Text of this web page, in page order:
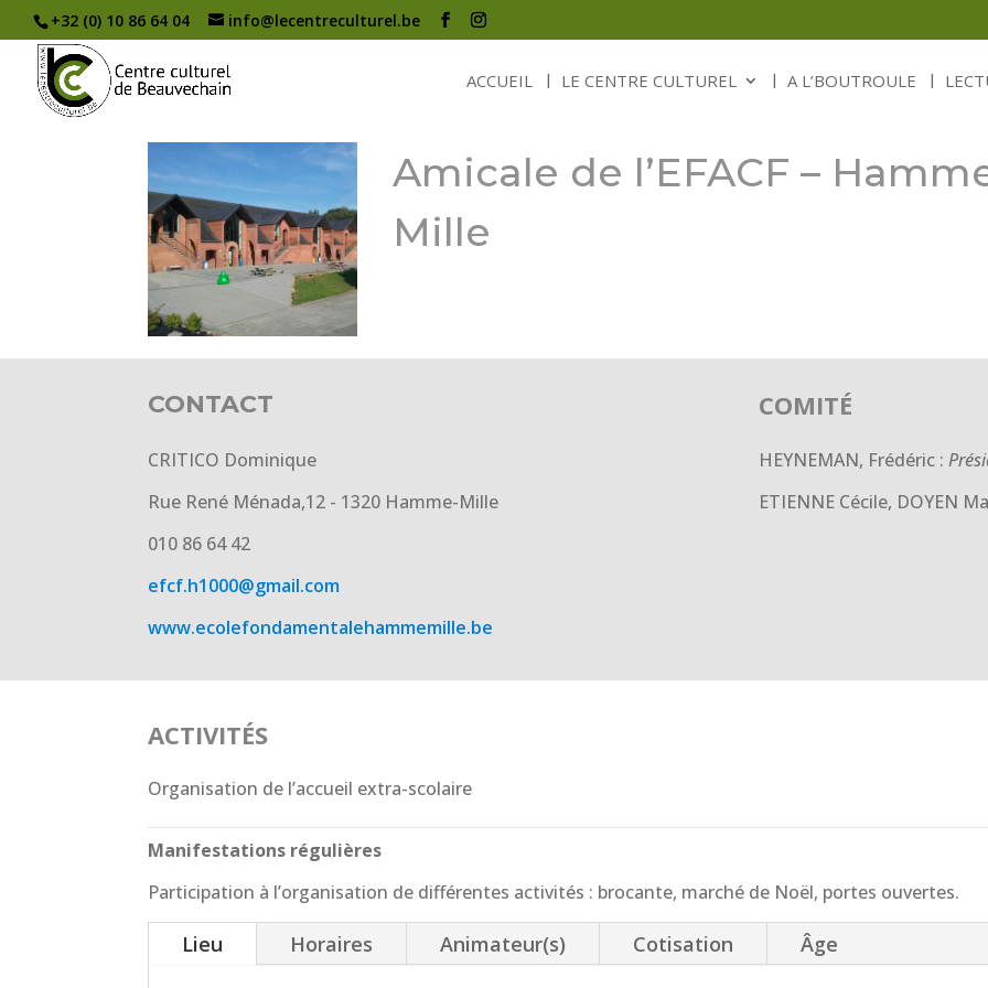
+32 (0) 10 86 64 04 info@lecentreculturel.be
ACCUEIL LE CENTRE CULTUREL A L’BOUTROULE
Amicale de l’EFACF –
Mille
CONTACT
CRITICO Dominique
Rue René Ménada,12 - 1320 Hamme-Mille
010 86 64 42
efcf.h1000@gmail.com
www.ecolefondamentalehammemille.be
COMITÉ
HEYNEMAN, Frédéric :
ETIENNE Cécile, DOYEN
ACTIVITÉS
Organisation de l’accueil extra-scolaire
Manifestations régulières
Participation à l’organisation de différentes activités : brocante, marché de Noël, portes ouvertes.
Lieu Horaires Animateur(s) Cotisation Âge